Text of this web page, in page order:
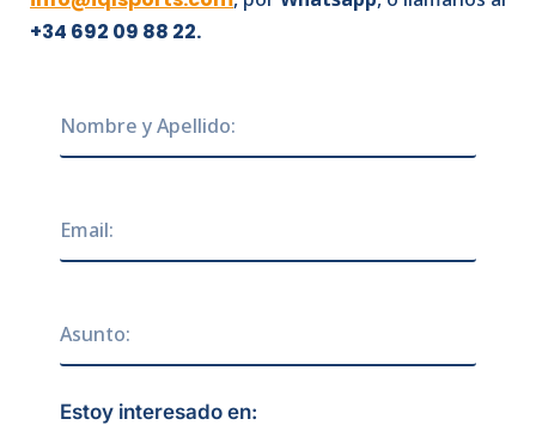
+34 692 09 88 22.
Estoy interesado en: